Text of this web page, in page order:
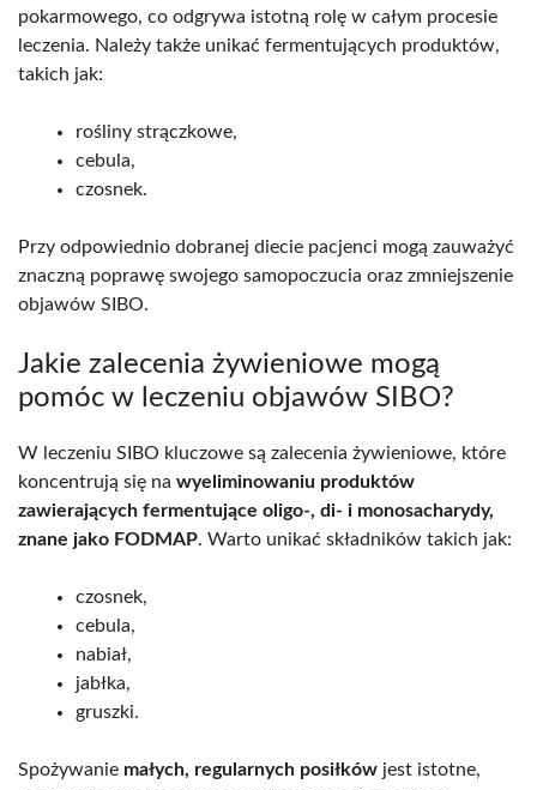
pokarmowego, co odgrywa istotną rolę w całym procesie
leczenia. Należy także unikać fermentujących produktów,
takich jak:
rośliny strączkowe,
cebula,
czosnek.
Przy odpowiednio dobranej diecie pacjenci mogą zauważyć
znaczną poprawę swojego samopoczucia oraz zmniejszenie
objawów SIBO.
Jakie zalecenia żywieniowe mogą
pomóc w leczeniu objawów SIBO?
W leczeniu SIBO kluczowe są zalecenia żywieniowe, które
koncentrują się na wyeliminowaniu produktów
zawierających fermentujące oligo-, di- i monosacharydy,
znane jako FODMAP. Warto unikać składników takich jak:
czosnek,
cebula,
nabiał,
jabłka,
gruszki.
Spożywanie małych, regularnych posiłków jest istotne,